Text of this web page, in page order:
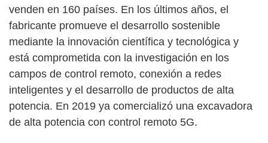
venden en 160 países. En los últimos años, el
fabricante promueve el desarrollo sostenible
mediante la innovación científica y tecnológica y
está comprometida con la investigación en los
campos de control remoto, conexión a redes
inteligentes y el desarrollo de productos de alta
potencia. En 2019 ya comercializó una excavadora
de alta potencia con control remoto 5G.